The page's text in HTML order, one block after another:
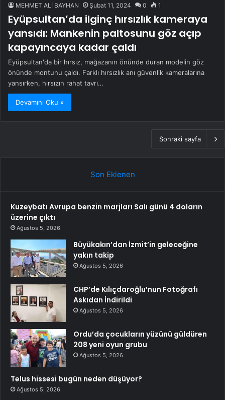
MEHMET ALİ BAYHAN Şubat 11, 2024 0 1
Eyüpsultan’da ilginç hırsızlık kameraya
yansıdı: Mankenin paltosunu göz açıp
kapayıncaya kadar çaldı
Eyüpsultan'da bir hırsız, mağazanın önünde duran modelin göz
önünde montunu çaldı. Farklı hırsızlık anı güvenlik kameralarına
yansırken, hırsızın rahat tavrı…
Devamını Oku »
Sonraki sayfa
Son Eklenen
Kuzeybatı Avrupa benzin marjları Salı günü 4 doların
üzerine çıktı
Ağustos 5, 2026
Büyükakın’dan İzmit’in geleceğine
yakın takip
Ağustos 5, 2026
CHP’de Kılıçdaroğlu’nun Fotoğrafı
Askıdan İndirildi
Ağustos 5, 2026
Ordu’da çocukların yüzünü güldüren
208 yeni oyun grubu
Ağustos 5, 2026
Telus hissesi bugün neden düşüyor?
Ağustos 5, 2026